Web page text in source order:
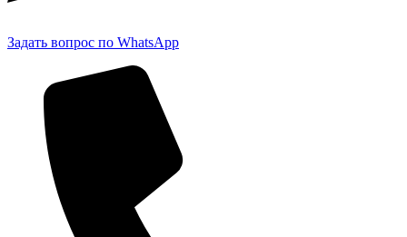
Задать вопрос по WhatsApp